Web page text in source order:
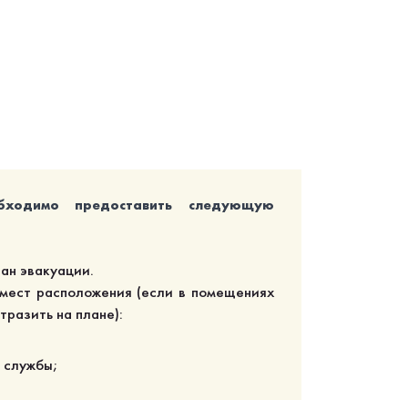
предоставить следующую
эвакуации.
расположения (если в помещениях
на плане):
службы;